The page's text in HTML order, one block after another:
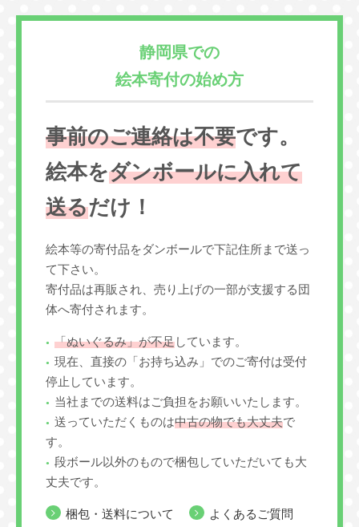
静岡県での
絵本寄付の始め方
事前のご連絡は不要です。
絵本をダンボールに入れて
送るだけ！
絵本等の寄付品をダンボールで下記住所まで送っ
て下さい。
寄付品は再販され、売り上げの一部が支援する団
体へ寄付されます。
「ぬいぐるみ」が不足しています。
現在、直接の「お持ち込み」でのご寄付は受付
停止しています。
当社までの送料はご負担をお願いいたします。
送っていただくものは中古の物でも大丈夫で
す。
段ボール以外のもので梱包していただいても大
丈夫です。
梱包・送料について
よくあるご質問